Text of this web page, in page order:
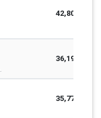
42,807,782
36,194,833
35,770,599